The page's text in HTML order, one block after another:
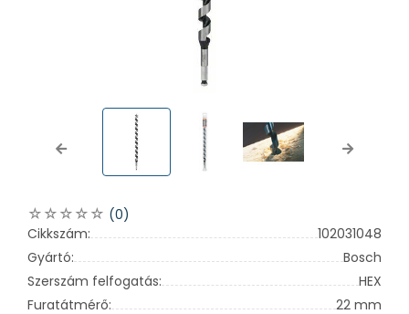
Previous Next
(0)
Cikkszám:
102031048
Gyártó:
Bosch
Szerszám felfogatás:
HEX
Furatátmérő:
22 mm